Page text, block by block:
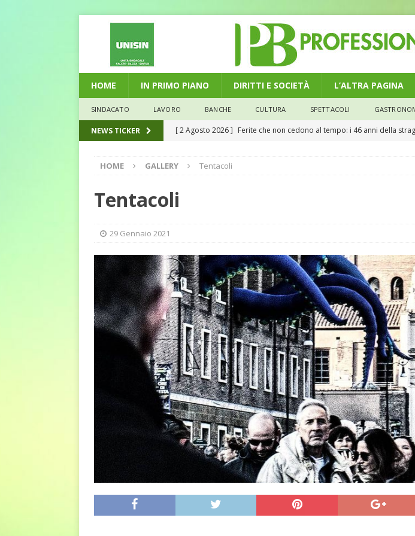
HOME IN PRIMO PIANO DIRITTI E SOCIETÀ L’ALTRA PAGINA
SINDACATO LAVORO BANCHE CULTURA SPETTACOLI
NEWS TICKER [ 29 Luglio 2026 ] Marche: un modello di equilibrio nel credito. Debiti
[ 28 Luglio 2026 ]
debiti sono più leggeri
DIRITTI E SOCIETÀ
[ 2 Agosto 2026 ] Ferite che non cedono al tempo: i 46 anni della
L'ALTRA PAGINA
HOME GALLERY Tentacoli
Tentacoli
29 Gennaio 2021